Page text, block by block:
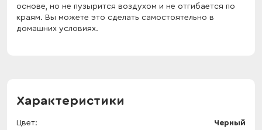
основе, но не пузырится воздухом и не отгибается по
краям. Вы можете это сделать самостоятельно в
домашних условиях.
Характеристики
Цвет Черный